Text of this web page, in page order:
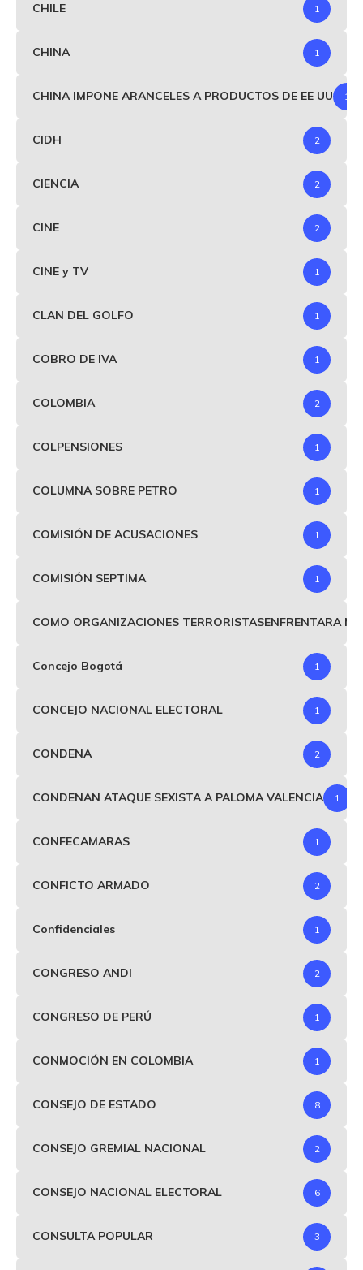
CHILE 1
CHINA 1
CHINA IMPONE ARANCELES A PRODUCTOS DE EE UU 1
CIDH 2
CIENCIA 2
CINE 2
CINE y TV 1
CLAN DEL GOLFO 1
COBRO DE IVA 1
COLOMBIA 2
COLPENSIONES 1
COLUMNA SOBRE PETRO 1
COMISIÓN DE ACUSACIONES 1
COMISIÓN SEPTIMA 1
COMO ORGANIZACIONES TERRORISTASENFRENTARA
Concejo Bogotá 1
CONCEJO NACIONAL ELECTORAL 1
CONDENA 2
CONDENAN ATAQUE SEXISTA A PALOMA VALENCIA 1
CONFECAMARAS 1
CONFICTO ARMADO 2
Confidenciales 1
CONGRESO ANDI 2
CONGRESO DE PERÚ 1
CONMOCIÓN EN COLOMBIA 1
CONSEJO DE ESTADO 8
CONSEJO GREMIAL NACIONAL 2
CONSEJO NACIONAL ELECTORAL 6
CONSULTA POPULAR 3